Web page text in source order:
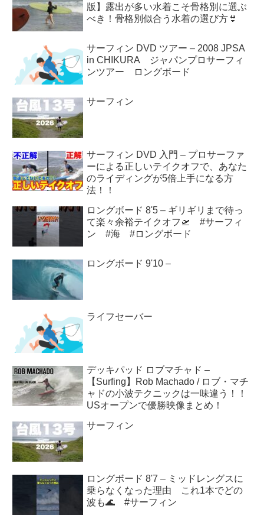
版】露出が多い水着こそ骨格別に選ぶ
べき！骨格別似合う水着の選び方👙
サーフィン DVD ツアー – 2008 JPSA
in CHIKURA ジャパンプロサーフィ
ンツアー ロングボード
サーフィン
サーフィン DVD 入門 – プロサーファ
ーによる正しいテイクオフで、あなた
のライディングが5倍上手になる方
法！！
ロングボード 8'5 – ギリギリまで待っ
て楽々余裕テイクオフ🛫 #サーフィ
ン #海 #ロングボード
ロングボード 9'10 –
ライフセーバー
デッキパッド ロブマチャド –
【Surfing】Rob Machado / ロブ・マチ
ャドの小波テクニックは一味違う！！
USオープンで優勝映像まとめ！
サーフィン
ロングボード 8'7 – ミッドレングスに
乗らなくなった理由 これ1本でどの
波も🌊 #サーフィン